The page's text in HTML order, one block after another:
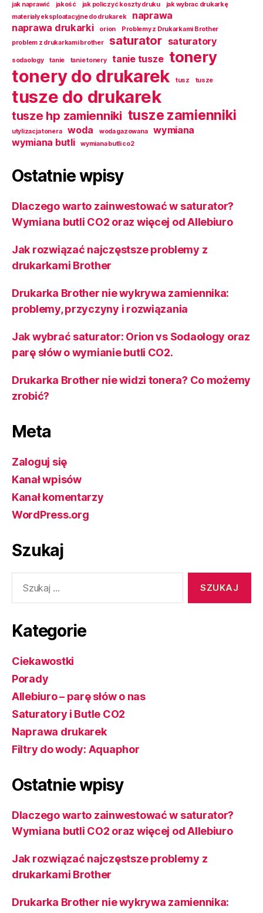
jak naprawić
jakość jak policzyć koszty druku
jak wybrac drukarkę
materiały eksploatacyjne do drukarek
naprawa
naprawa drukarki
orion
Problemy z Drukarkami Brother
problem z drukarkami brother
saturator saturatory
sodaology tanie tanie tonery tanie tusze tonery
tonery do drukarek tusz tusze
tusze do drukarek
tusze hp zamienniki tusze zamienniki
utylizacja tonera woda woda gazowana
wymiana
wymiana butli
wymiana butli co2
Ostatnie wpisy
Dlaczego warto zainwestować w saturator?
Wymiana butli CO2 oraz więcej od Allebiuro
Jak rozwiązać najczęstsze problemy z
drukarkami Brother
Drukarka Brother nie wykrywa zamiennika:
problemy, przyczyny i rozwiązania
Jak wybrać saturator: Orion vs Sodaology oraz
parę słów o wymianie butli CO2.
Drukarka Brother nie widzi tonera? Co możemy
zrobić?
Meta
Zaloguj się
Kanał wpisów
Kanał komentarzy
WordPress.org
Szukaj
Kategorie
Ciekawostki
Porady
Allebiuro – parę słów o nas
Saturatory i Butle CO2
Naprawa drukarek
Filtry do wody: Aquaphor
Ostatnie wpisy
Dlaczego warto zainwestować w saturator?
Wymiana butli CO2 oraz więcej od Allebiuro
Jak rozwiązać najczęstsze problemy z
drukarkami Brother
Drukarka Brother nie wykrywa zamiennika: